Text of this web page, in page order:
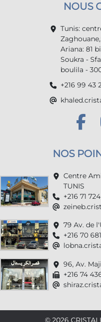
NOUS
Tunis:
Ariana: 81
Soukra -
boulila -
+216 99 43
NOS
Centre
TUNIS
+216 71
79 Av. de
+216 70
96, Av.
+216 74
© 2026